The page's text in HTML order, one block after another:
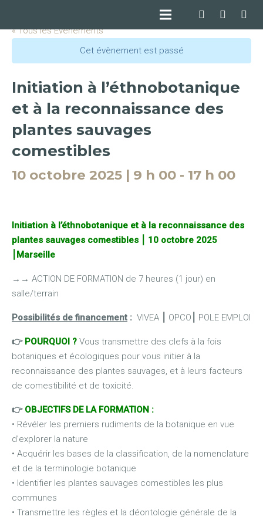
« Tous les Évènements
Cet évènement est passé
Initiation à l’éthnobotanique
et à la reconnaissance des
plantes sauvages
comestibles
10 octobre 2025 | 9 h 00 - 17 h 00
Initiation à l’éthnobotanique et à la reconnaissance des
plantes sauvages comestibles ⎮ 10 octobre 2025
⎮Marseille
→ → ACTION DE FORMATION de 7 heures (1 jour) en
salle/terrain
Possibilités de financement : VIVEA OPCO POLE EMPLOI
👉 POURQUOI ? Vous transmettre des clefs à la fois
botaniques et écologiques pour vous initier à la
reconnaissance des plantes sauvages, et à leurs facteurs
de comestibilité et de toxicité.
👉 OBJECTIFS DE LA FORMATION :
• Révéler les premiers rudiments de la botanique en vue
d’explorer la nature
• Acquérir les bases de la classification, de la nomenclature
et de la terminologie botanique
• Identifier les plantes sauvages comestibles les plus
communes
• Transmettre les règles et la déontologie générale de la